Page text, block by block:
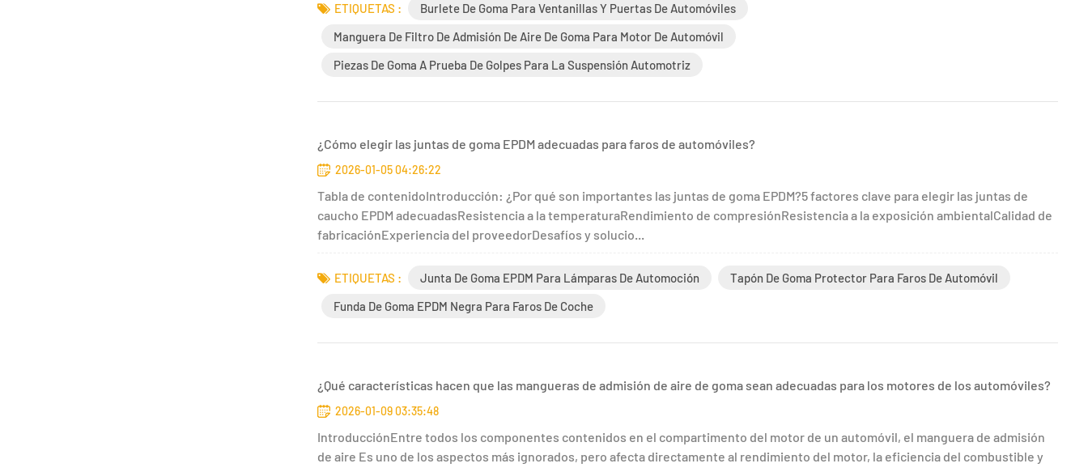
ETIQUETAS :
Burlete De Goma Para Ventanillas Y Puertas De Automóviles
Manguera De Filtro De Admisión De Aire De Goma Para Motor De Automóvil
Piezas De Goma A Prueba De Golpes Para La Suspensión Automotriz
¿Cómo elegir las juntas de goma EPDM adecuadas para faros de automóviles?
2026-01-05 04:26:22
Tabla de contenidoIntroducción: ¿Por qué son importantes las juntas de goma EPDM?5 factores clave para elegir las juntas de
caucho EPDM adecuadasResistencia a la temperaturaRendimiento de compresiónResistencia a la exposición ambientalCalidad de
fabricaciónExperiencia del proveedorDesafíos y solucio...
ETIQUETAS : Junta De Goma EPDM Para Lámparas De Automoción
Tapón De Goma Protector Para Faros De Automóvil
Funda De Goma EPDM Negra Para Faros De Coche
¿Qué características hacen que las mangueras de admisión de aire de goma sean adecuadas para los motores de los automóviles?
2026-01-09 03:35:48
IntroducciónEntre todos los componentes contenidos en el compartimento del motor de un automóvil, el manguera de admisión
de aire Es uno de los aspectos más ignorados, pero afecta directamente al rendimiento del motor, la eficiencia del combustible y